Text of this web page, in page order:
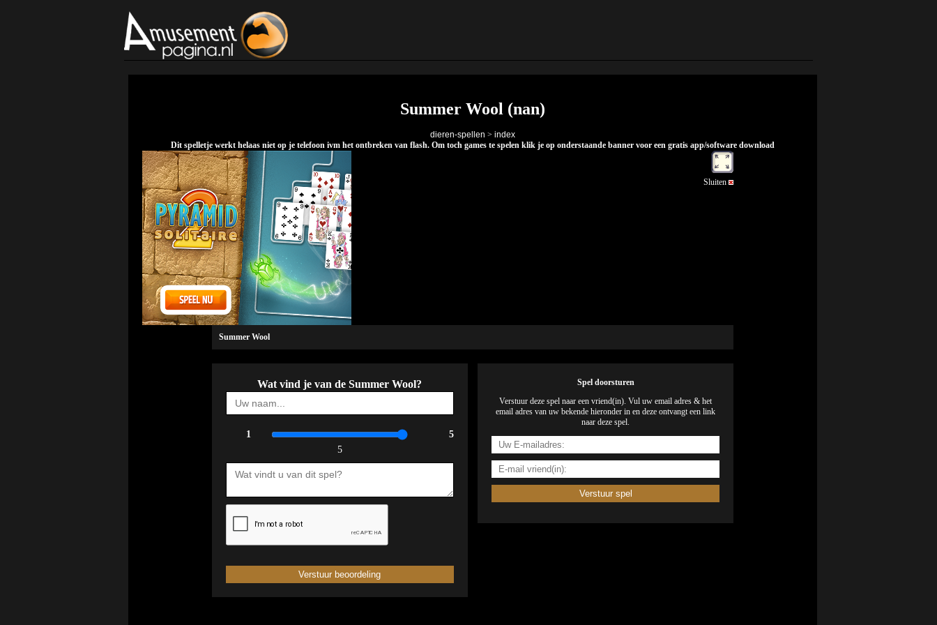
Summer Wool (nan)
dieren-spellen > index
Dit spelletje werkt helaas niet op je telefoon ivm het ontbreken van flash. Om toch games te spelen klik je op onderstaande banner voor een gratis app/software download
Sluiten
Summer Wool
Wat vind je van de Summer Wool?
1
5
5
Spel doorsturen
Verstuur deze spel naar een vriend(in). Vul uw email adres & het
email adres van uw bekende hieronder in en deze ontvangt een link
naar deze spel.